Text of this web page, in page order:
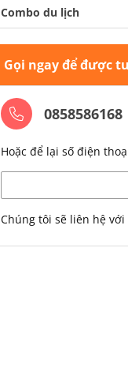
Combo du lịch
Gọi ngay để được
0858586168
Hoặc để lại số điện
Chúng tôi sẽ liên hệ với